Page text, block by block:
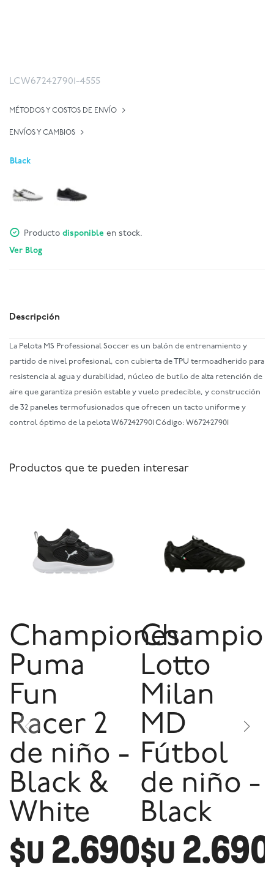
LCW672427901-4555
MÉTODOS Y COSTOS DE ENVÍO
ENVÍOS Y CAMBIOS
Black
Producto disponible en stock.
Ver Blog
Descripción
La Pelota MS Professional Soccer es un balón de entrenamiento y
partido de nivel profesional, con cubierta de TPU termoadherido para
resistencia al agua y durabilidad, núcleo de butilo de alta retención de
aire que garantiza presión estable y vuelo predecible, y construcción
de 32 paneles termofusionados que ofrecen un tacto uniforme y
control óptimo de la pelota W672427901 Código: W672427901
Productos que te pueden interesar
Championes
Puma
Fun
Racer 2
de niño -
Black &
White
$U 2.690
Lotto
Milan
MD
Fútbol
de niño -
Black
$U 2.690